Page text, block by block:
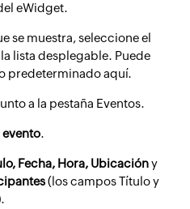
eWidget.
se muestra, seleccione el
lista desplegable. Puede
predeterminado aquí.
a la pestaña Eventos.
evento.
Fecha, Hora, Ubicacióny
(los campos Título y